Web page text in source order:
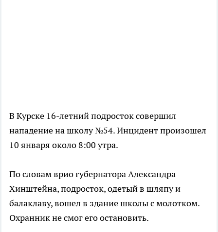
В Курске 16-летний подросток совершил
нападение на школу №54. Инцидент произошел
10 января около 8:00 утра.
По словам врио губернатора Александра
Хинштейна, подросток, одетый в шляпу и
балаклаву, вошел в здание школы с молотком.
Охранник не смог его остановить.